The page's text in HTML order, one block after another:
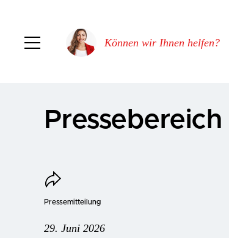
Können wir Ihnen helfen?
Pressebereich
Pressemitteilung
29. Juni 2026